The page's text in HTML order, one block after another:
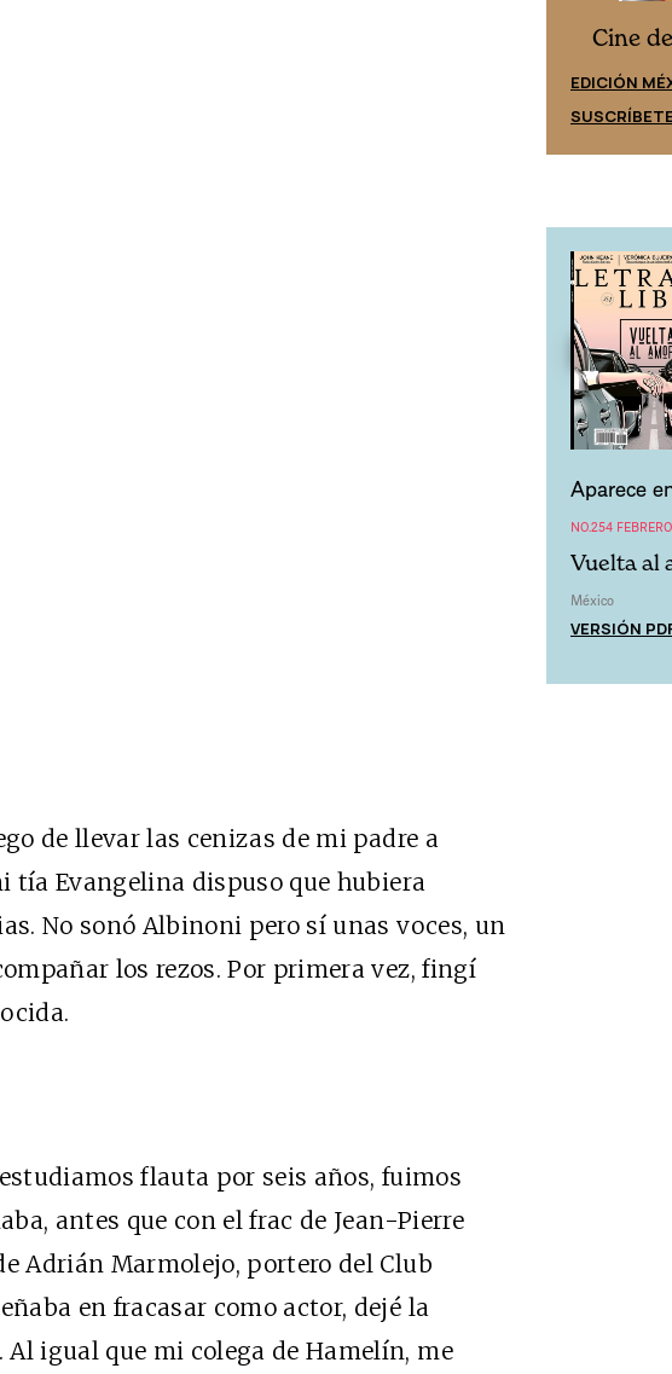
de llevar las cenizas de mi padre a
tía Evangelina dispuso que hubiera
No sonó Albinoni pero sí unas voces, un
los rezos. Por primera vez, fingí
flauta por seis años, fuimos
antes que con el frac de Jean-Pierre
Adrián Marmolejo, portero del Club
en fracasar como actor, dejé la
igual que mi colega de Hamelín, me
Cine
EDICIÓN
Aparece
NO.254
Vuelta al
México
VERSIÓN